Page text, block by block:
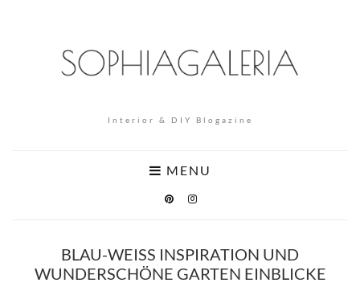
Interior & DIY Blogazine
MENU
BLAU-WEISS INSPIRATION UND
WUNDERSCHÖNE GARTEN EINBLICKE